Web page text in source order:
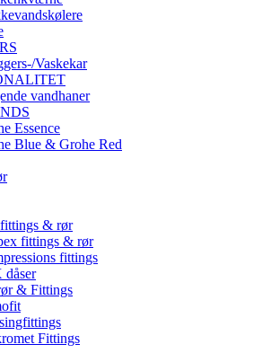
Vaskekar
vandhaner
Essence
Blue & Grohe Red
& rør
fittings & rør
fittings
dåser
& Fittings
Fittings